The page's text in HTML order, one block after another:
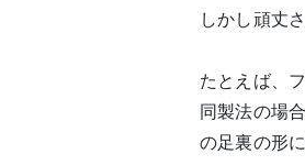
しかし頑丈
たとえば、
同製法の場
の足裏の形